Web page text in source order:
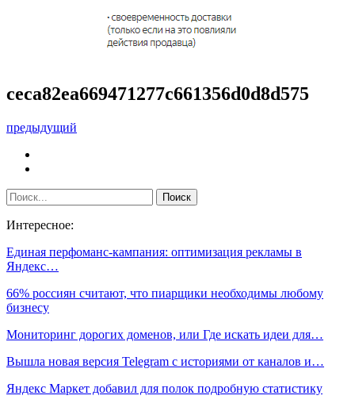
ceca82ea669471277c661356d0d8d575
предыдущий
Интересное:
Единая перфоманс-кампания: оптимизация рекламы в
Яндекс…
66% россиян считают, что пиарщики необходимы любому
бизнесу
Мониторинг дорогих доменов, или Где искать идеи для…
Вышла новая версия Telegram с историями от каналов и…
Яндекс Маркет добавил для полок подробную статистику